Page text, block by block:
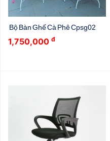
Bộ Bàn Ghế Cà Phê Cpsg02
1,750,000 đ